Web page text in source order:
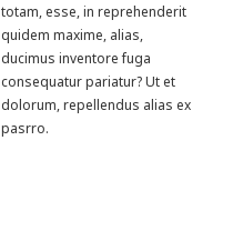
totam, esse, in reprehenderit
quidem maxime, alias,
ducimus inventore fuga
consequatur pariatur? Ut et
dolorum, repellendus alias ex
pasrro.